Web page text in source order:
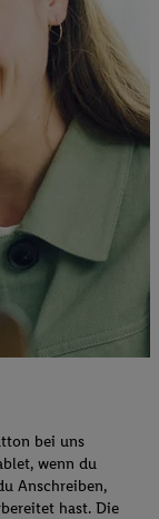
bei uns
wenn du
Anschreiben,
hast. Die